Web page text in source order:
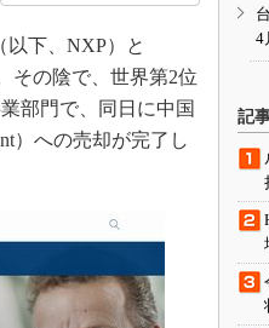
以下、NXP）と
その陰で、世界第2位
部門で、同日に中国
）への売却が完了し
4
記